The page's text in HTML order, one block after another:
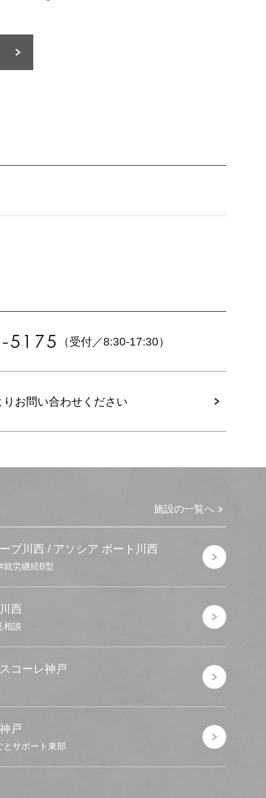
5175 （受付／8:30-17:30）
お問い合わせください
施設の一覧へ
プ川西 / アソシア ポート川西
就労継続B型
西
相談
コーレ神戸
戸
とサポート東部